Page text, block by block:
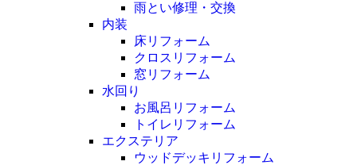
雨とい修理・交換
内装
床リフォーム
クロスリフォーム
窓リフォーム
水回り
お風呂リフォーム
トイレリフォーム
エクステリア
ウッドデッキリフォーム